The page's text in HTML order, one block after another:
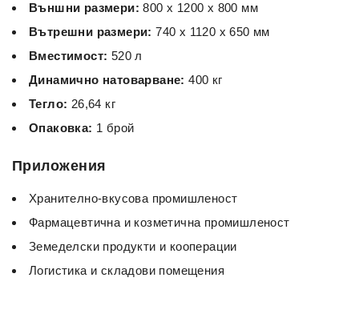
Външни размери: 800 x 1200 x 800 мм
Вътрешни размери: 740 x 1120 x 650 мм
Вместимост: 520 л
Динамично натоварване: 400 кг
Тегло: 26,64 кг
Опаковка: 1 брой
Приложения
Хранително-вкусова промишленост
Фармацевтична и козметична промишленост
Земеделски продукти и кооперации
Логистика и складови помещения